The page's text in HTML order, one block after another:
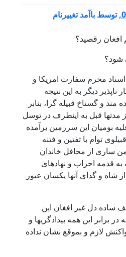
,توسط باآمد تغییرنام
افغان رقصید؟
شود؟
محرم سفارت امریکا و
ناپذیر دیگر به این نتیجه
و گستاخ قبیله گرا، بنابر
مدتها قبل به اینطرف در توسل
بومیان این سرزمین برآمده
توام با تفتین و فتنه
ساری از محافل خاندان
قدمه احزاب و نهادهای
و گدای آنها یکسان عبور
ساده دل غیر افغان این
برابر این همه بیدادگریها و
لازم و بموقع نشان نداده